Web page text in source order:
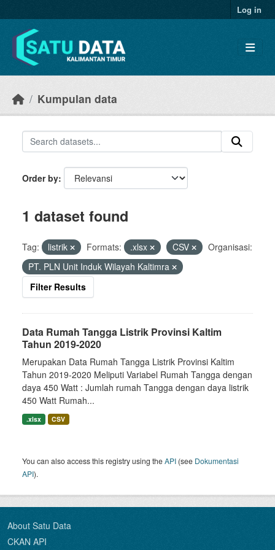
Log in
Kumpulan data
Order by
1 dataset found
Tag: listrik Formats: .xlsx CSV
Organisasi:
PT. PLN Unit Induk Wilayah Kaltimra
Filter Results
Data Rumah Tangga Listrik Provinsi Kaltim
Tahun 2019-2020
Merupakan Data Rumah Tangga Listrik Provinsi Kaltim
Tahun 2019-2020 Meliputi Variabel Rumah Tangga dengan
daya 450 Watt : Jumlah rumah Tangga dengan daya listrik
450 Watt Rumah...
.xlsx CSV
You can also access this registry using theAPI (see Dokumentasi
API).
About Satu Data
CKAN API